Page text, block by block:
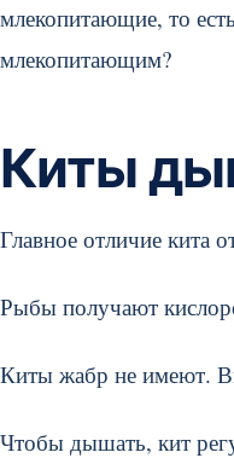
млекопитающие, то
млекопитающим?
Киты
Главное отличие кита
Рыбы получают
Киты жабр не имеют.
Чтобы дышать, кит